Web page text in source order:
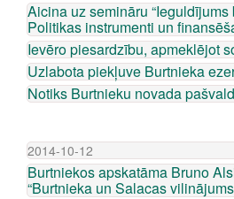
Aicina uz semināru
Politikas instrumenti un
Ievēro piesardzību, apmeklējot
Uzlabota piekļuve Burtnieka
Notiks Burtnieku novada
2014-10-12
Burtniekos apskatāma Bruno
“Burtnieka un Salacas